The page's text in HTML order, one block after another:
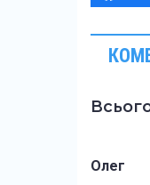
Олег